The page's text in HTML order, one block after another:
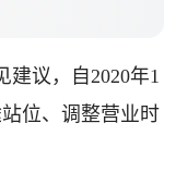
议，自2020年1
位、调整营业时